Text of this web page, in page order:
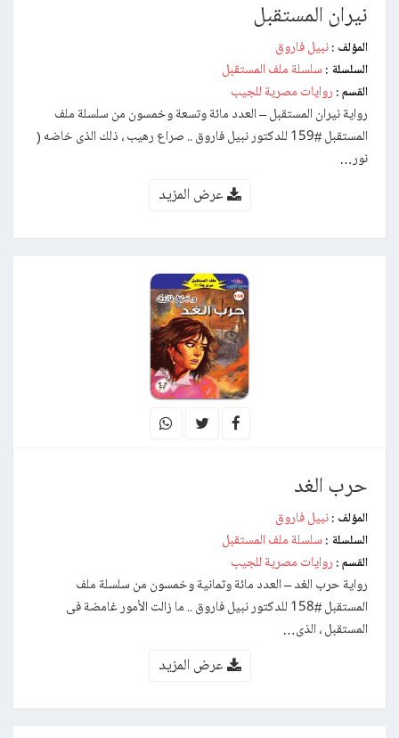
نيران المستقبل
المؤلف : نبيل فاروق
السلسلة : سلسلة ملف المستقبل
القسم : روايات مصرية للجيب
رواية نيران المستقبل – العدد مائة وتسعة وخمسون من سلسلة ملف
المستقبل #159 للدكتور نبيل فاروق .. صراع رهيب ، ذلك الذى خاضه (
نور…
عرض المزيد
حرب الغد
المؤلف : نبيل فاروق
السلسلة : سلسلة ملف المستقبل
القسم : روايات مصرية للجيب
رواية حرب الغد – العدد مائة وثمانية وخمسون من سلسلة ملف
المستقبل #158 للدكتور نبيل فاروق .. ما زالت الأمور غامضة فى
المستقبل ، الذى…
عرض المزيد